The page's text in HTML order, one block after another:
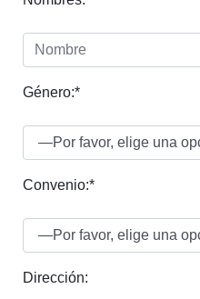
Género:*
Convenio:*
Dirección: